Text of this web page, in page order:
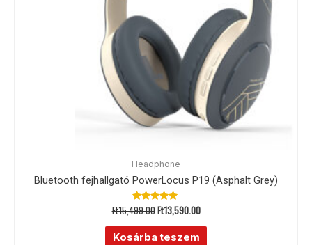
Headphone
Bluetooth fejhallgató PowerLocus P19 (Asphalt Grey)
Értékelés:
5.00
/ 5
Ft15,499.00Ft13,590.00
Kosárba teszem